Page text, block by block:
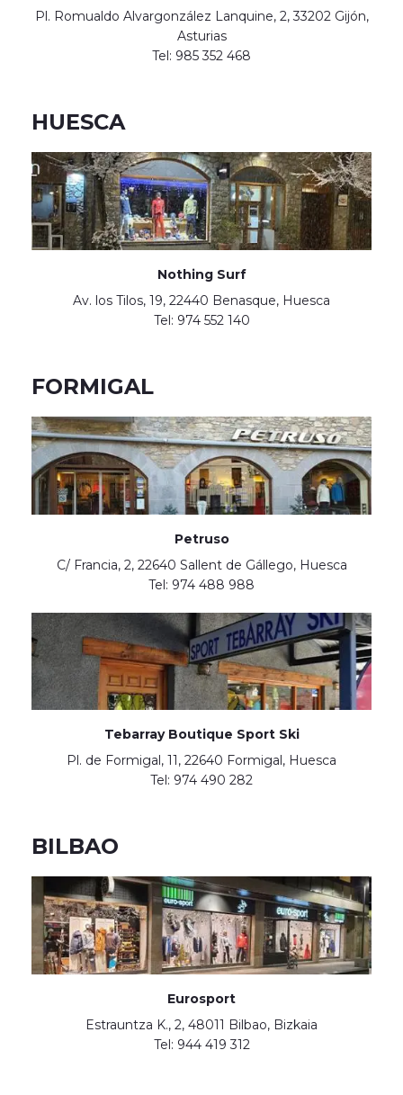
Pl. Romualdo Alvargonzález Lanquine, 2, 33202 Gijón,
Asturias
Tel: 985 352 468
HUESCA
Nothing Surf
Av. los Tilos, 19, 22440 Benasque, Huesca
Tel: 974 552 140
FORMIGAL
Petruso
C/ Francia, 2, 22640 Sallent de Gállego, Huesca
Tel: 974 488 988
Tebarray Boutique Sport Ski
Pl. de Formigal, 11, 22640 Formigal, Huesca
Tel: 974 490 282
BILBAO
Eurosport
Estrauntza K., 2, 48011 Bilbao, Bizkaia
Tel: 944 419 312